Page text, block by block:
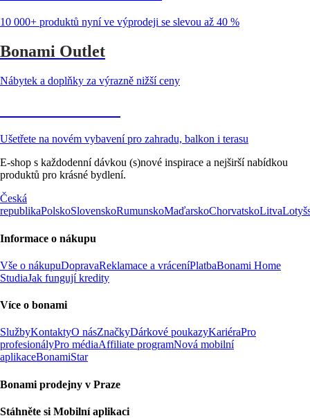
10 000+ produktů nyní ve výprodeji se slevou až 40 %
Bonami Outlet
Nábytek a doplňky za výrazně nižší ceny
Ušetřete na novém vybavení pro zahradu, balkon i terasu
E-shop s každodenní dávkou (s)nové inspirace a nejširší nabídkou
produktů pro krásné bydlení.
Česká
republikaPolskoSlovenskoRumunskoMaďarskoChorvatskoLitva
Informace o nákupu
Vše o nákupuDopravaReklamace a vráceníPlatbaBonami Home
StudiaJak fungují kredity
Více o bonami
SlužbyKontaktyO násZnačkyDárkové poukazyKariéraPro
profesionályPro médiaAffiliate programNová mobilní
aplikaceBonamiStar
Bonami prodejny v Praze
Stáhněte si Mobilní aplikaci